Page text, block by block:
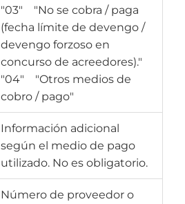
"03" "No se cobra / paga
(fecha límite de devengo /
devengo forzoso en
concurso de acreedores)."
"04" "Otros medios de
cobro / pago"
Información adicional
según el medio de pago
utilizado. No es obligatorio.
Número de proveedor o